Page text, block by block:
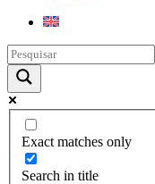
Exact matches only
Search in title